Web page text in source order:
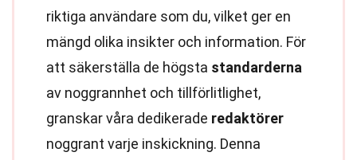
riktiga användare som du, vilket ger en
mängd olika insikter och information. För
att säkerställa de högsta standarderna
av noggrannhet och tillförlitlighet,
granskar våra dedikerade redaktörer
noggrant varje inskickning. Denna